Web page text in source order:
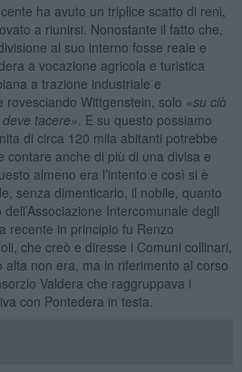
ha avuto un triplice scatto di reni,
a riunirsi. Nonostante il fatto che,
al suo interno fosse reale e
a vocazione agricola e turistica
a trazione industriale e
Wittgenstein, solo «su ciò
tacere» . E su questo possiamo
di circa 120 mila abitanti potrebbe
contare anche di più di una divisa e
almeno era l’intento e così si è
senza dimenticarlo, il nobile, quanto
Intercomunale degli
recente in principio fu Renzo
che creò e diresse i Comuni collinari,
alta non era, ma in riferimento al corso
Valdera che raggruppava i
con Pontedera in testa.